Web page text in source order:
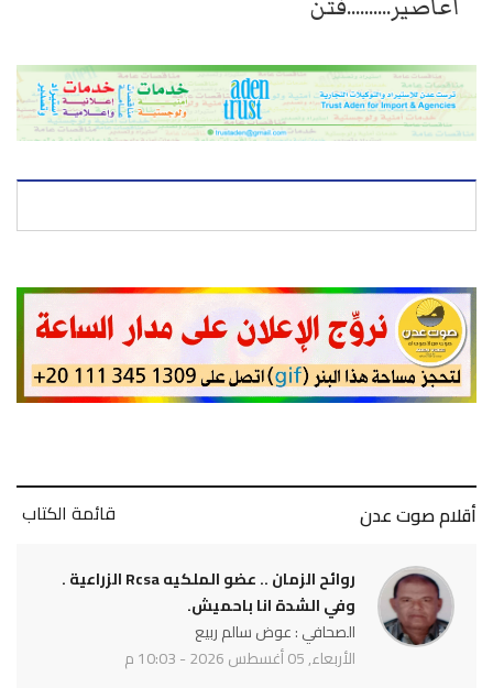
أقلام صوت عدن قائمة الكتاب
روائح الزمان .. عضو الملكيه Rcsa الزراعية .
وفي الشدة انا باحميش.
الصحافي : عوض سالم ربيع
الأربعاء, 05 أغسطس 2026 - 10:03 م